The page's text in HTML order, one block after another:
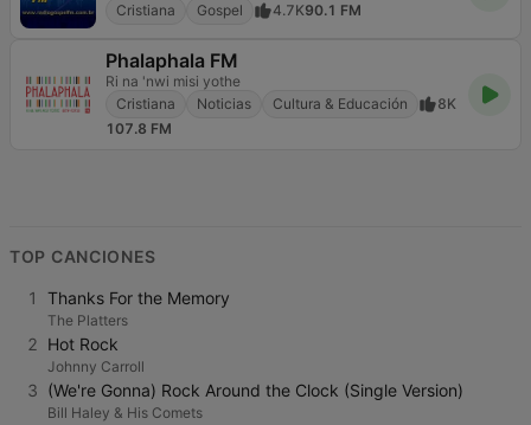
Cristiana
Gospel 4.7K90.1 FM
Phalaphala FM
Ri na 'nwi misi yothe
Cristiana
Noticias Cultura & Educación
8K
107.8 FM
TOP CANCIONES
1 Thanks For the Memory
The Platters
2 Hot Rock
Johnny Carroll
3 (We're Gonna) Rock Around the Clock (Single Version)
Bill Haley & His Comets